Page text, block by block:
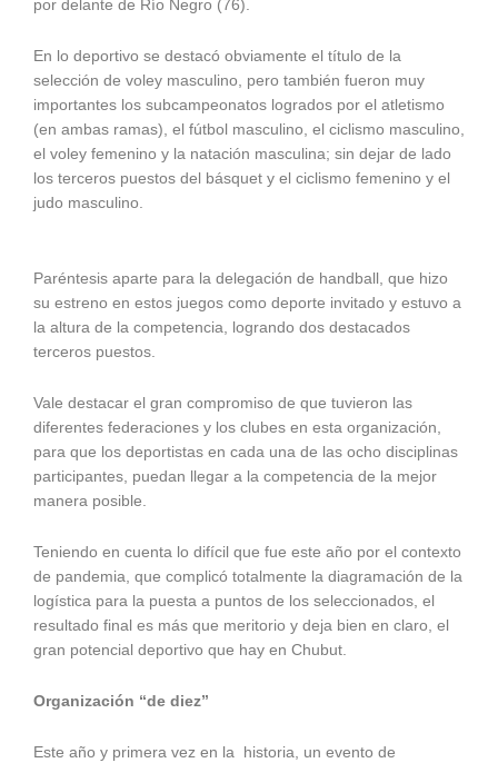
por delante de Río Negro (76).
En lo deportivo se destacó obviamente el título de la
selección de voley masculino, pero también fueron muy
importantes los subcampeonatos logrados por el atletismo
(en ambas ramas), el fútbol masculino, el ciclismo masculino,
el voley femenino y la natación masculina; sin dejar de lado
los terceros puestos del básquet y el ciclismo femenino y el
judo masculino.
Paréntesis aparte para la delegación de handball, que hizo
su estreno en estos juegos como deporte invitado y estuvo a
la altura de la competencia, logrando dos destacados
terceros puestos.
Vale destacar el gran compromiso de que tuvieron las
diferentes federaciones y los clubes en esta organización,
para que los deportistas en cada una de las ocho disciplinas
participantes, puedan llegar a la competencia de la mejor
manera posible.
Teniendo en cuenta lo difícil que fue este año por el contexto
de pandemia, que complicó totalmente la diagramación de la
logística para la puesta a puntos de los seleccionados, el
resultado final es más que meritorio y deja bien en claro, el
gran potencial deportivo que hay en Chubut.
Organización “de diez”
Este año y primera vez en la historia, un evento de